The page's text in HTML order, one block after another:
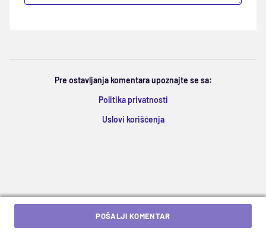
Pre ostavljanja komentara upoznajte se sa:
Politika privatnosti
Uslovi korišćenja
POŠALJI KOMENTAR